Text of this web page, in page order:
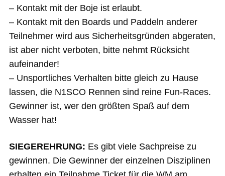
– Kontakt mit der Boje ist erlaubt.
– Kontakt mit den Boards und Paddeln anderer
Teilnehmer wird aus Sicherheitsgründen abgeraten,
ist aber nicht verboten, bitte nehmt Rücksicht
aufeinander!
– Unsportliches Verhalten bitte gleich zu Hause
lassen, die N1SCO Rennen sind reine Fun-Races.
Gewinner ist, wer den größten Spaß auf dem
Wasser hat!
SIEGEREHRUNG: Es gibt viele Sachpreise zu
gewinnen. Die Gewinner der einzelnen Disziplinen